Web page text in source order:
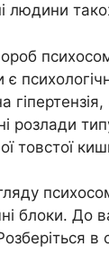
людини
розлади
товстої
блоки. До
в